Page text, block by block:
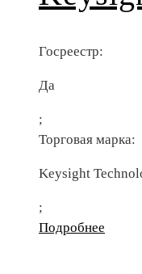
Госреестр:
Да
;
Торговая марка:
Keysight
;
Подробнее